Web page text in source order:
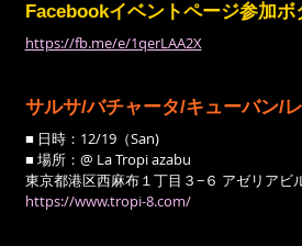
Facebookイベントページ参加ボ
https://fb.me/e/1qerLAA2X
サルサ/バチャータ/キューバン/
■ 日時：12/19（San)
■ 場所：@ La Tropi azabu
東京都港区西麻布１丁目３−６ アゼリアビ
https://www.tropi-8.com/